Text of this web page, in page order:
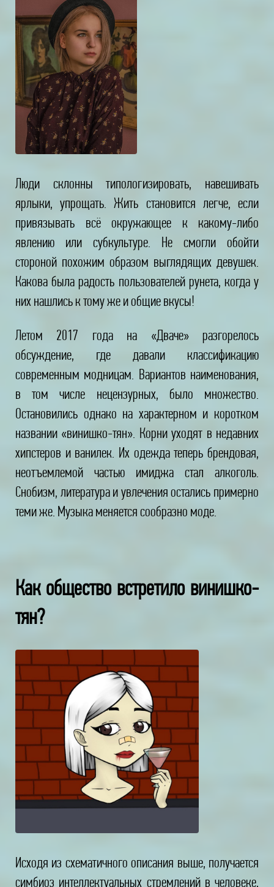
Люди склонны типологизировать, навешивать
ярлыки, упрощать. Жить становится легче, если
привязывать всё окружающее к какому-либо
явлению или субкультуре. Не смогли обойти
стороной похожим образом выглядящих девушек.
Какова была радость пользователей рунета, когда у
них нашлись к тому же и общие вкусы!
Летом 2017 года на «Дваче» разгорелось
обсуждение, где давали классификацию
современным модницам. Вариантов наименования,
в том числе нецензурных, было множество.
Остановились однако на характерном и коротком
названии «винишко-тян». Корни уходят в недавних
хипстеров и ванилек. Их одежда теперь брендовая,
неотъемлемой частью имиджа стал алкоголь.
Снобизм, литература и увлечения остались примерно
теми же. Музыка меняется сообразно моде.
Как общество встретило винишко-
тян?
Исходя из схематичного описания выше, получается
симбиоз интеллектуальных стремлений в человеке,